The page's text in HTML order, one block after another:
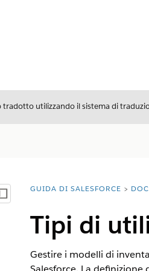
utilizzando il sistema di
Mostra sommario
Ti trovi qui:
GUIDA DI SALESFORCE
Tipi di
Gestire i modelli di